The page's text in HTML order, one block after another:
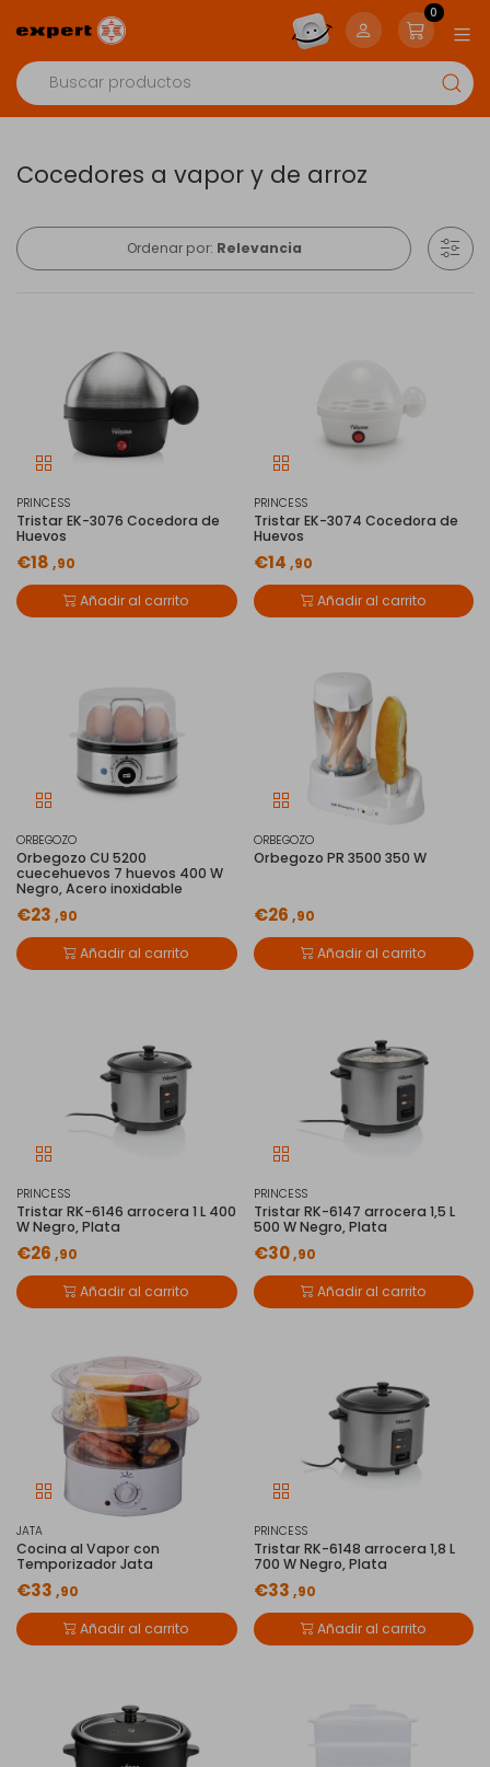
0
Cocedores a vapor y de arroz
Ordenar por: Relevancia
PRINCESS
Tristar EK-3076 Cocedora de
Huevos
€18 ,90
Añadir al carrito
PRINCESS
Tristar EK-3074 Cocedora de
Huevos
€14 ,90
Añadir al carrito
ORBEGOZO
Orbegozo CU 5200
cuecehuevos 7 huevos 400 W
Negro, Acero inoxidable
€23 ,90
Añadir al carrito
ORBEGOZO
Orbegozo PR 3500 350 W
€26 ,90
Añadir al carrito
PRINCESS
Tristar RK-6146 arrocera 1 L 400
W Negro, Plata
€26 ,90
Añadir al carrito
PRINCESS
Tristar RK-6147 arrocera 1,5 L
500 W Negro, Plata
€30,90
Añadir al carrito
JATA
Cocina al Vapor con
Temporizador Jata
€33 ,90
Añadir al carrito
PRINCESS
Tristar RK-6148 arrocera 1,8 L
700 W Negro, Plata
€33 ,90
Añadir al carrito